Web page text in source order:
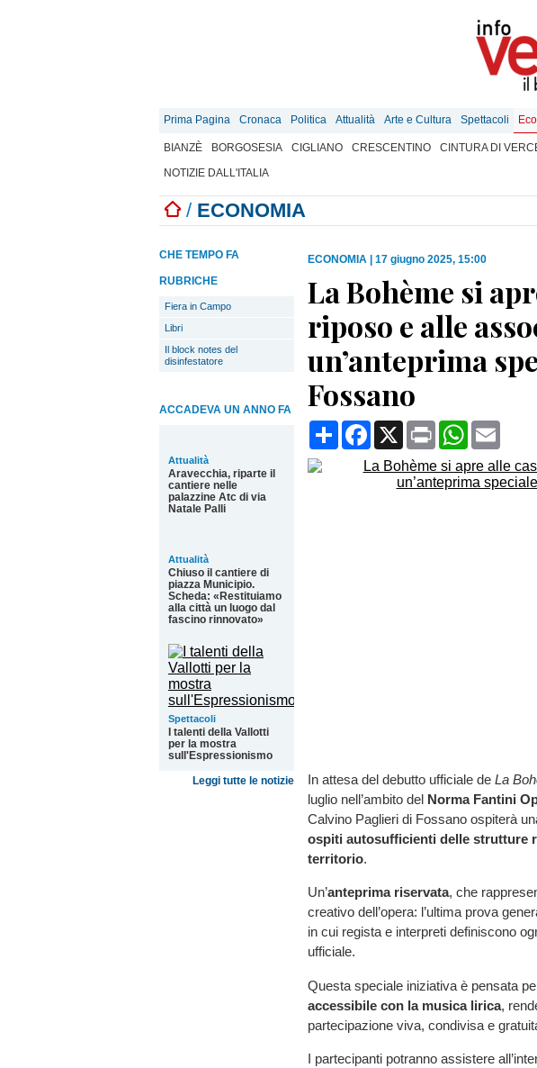
Prima Pagina Cronaca Politica Attualità Arte e Cultura Spettacoli
BIANZÈ BORGOSESIA CIGLIANO CRESCENTINO CINTURA DI
NOTIZIE DALL'ITALIA
/ ECONOMIA
CHE TEMPO FA
RUBRICHE
Fiera in Campo
Libri
Il block notes del
disinfestatore
ACCADEVA UN ANNO FA
Attualità
Aravecchia, riparte il
cantiere nelle
palazzine Atc di via
Natale Palli
Attualità
Chiuso il cantiere di
piazza Municipio.
Scheda: «Restituiamo
alla città un luogo dal
fascino rinnovato»
Spettacoli
I talenti della Vallotti
per la mostra
sull'Espressionismo
Leggi tutte le notizie
ECONOMIA 17 giugno 2025, 15:00
La Bohème si
riposo e alle
un’anteprima
Fossano
CondividiFacebook
X Print WhatsApp
In attesa del debutto ufficiale de La
luglio nell’ambito del Norma Fantini
Calvino Paglieri di Fossano ospiterà
ospiti autosufficienti delle strutture
territorio.
Un’anteprima riservata, che
creativo dell’opera: l’ultima prova
in cui regista e interpreti definiscono
ufficiale.
Questa speciale iniziativa è pensata
accessibile con la musica lirica,
partecipazione viva, condivisa e
I partecipanti potranno assistere